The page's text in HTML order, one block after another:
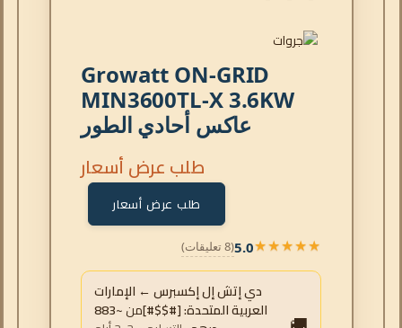
Growatt ON-GRID
MIN3600TL-X 3.6KW
عاكس أحادي الطور
طلب عرض أسعار
طلب عرض أسعار
★★★★★
★★★★★
5.0(8 تعليقات)
دي إتش إل إكسبرس ← الإمارات
العربية المتحدة: [#$$#]من ~883